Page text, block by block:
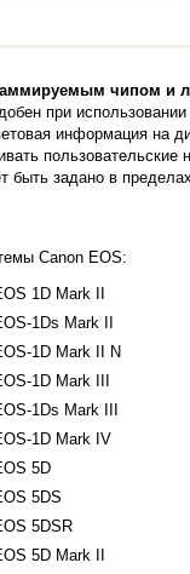
чипом и
при
информация на
быть задано в
Canon EOS:
1D Mark II
1Ds Mark II
1D Mark II N
1D Mark III
1Ds Mark III
1D Mark IV
5D
5DS
5DSR
5D Mark II